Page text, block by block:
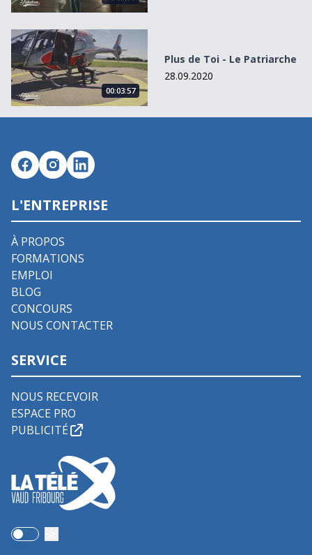
Plus de Toi - Le Patriarche
00:03:57
Plus de Toi - Le Patriarche
28.09.2020
L'ENTREPRISE
À PROPOS
FORMATIONS
EMPLOI
BLOG
CONCOURS
NOUS CONTACTER
SERVICE
NOUS RECEVOIR
ESPACE PRO
PUBLICITÉ
Use setting